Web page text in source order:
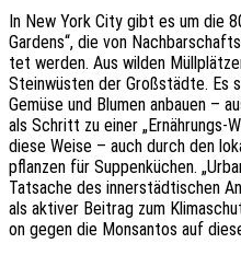
In New York City gibt es um die
Gardens“, die von
tet werden. Aus wilden
Stein­wüs­ten der Groß­städ­te. Es
Gemüse und Blumen anbau­en –
als Schritt zu einer „Ernäh­rungs-
diese Weise – auch durch den
pflan­zen für Suppen­kü­chen.
Tatsa­che des inner­städ­ti­schen
als akti­ver Beitrag zum
on gegen die Mons­an­tos auf